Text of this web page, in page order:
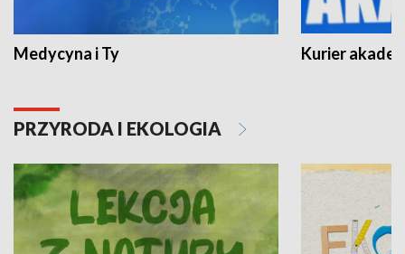
Medycyna i Ty Kurier
PRZYRODA I EKOLOGIA